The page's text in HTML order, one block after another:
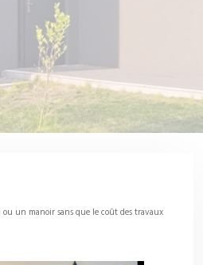
un manoir sans que le coût des travaux